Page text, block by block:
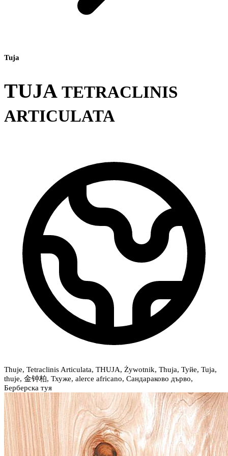
Tuja
TUJA TETRACLINIS
ARTICULATA
Thuje, Tetraclinis Articulata, THUJA, Żywotnik, Thuja, Туйе, Tuja,
thuje, 金钟柏, Тхуже, alerce africano, Сандараково дърво,
Берберска туя